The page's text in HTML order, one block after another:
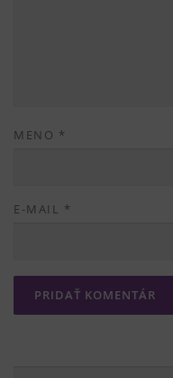
MENO *
E-MAIL *